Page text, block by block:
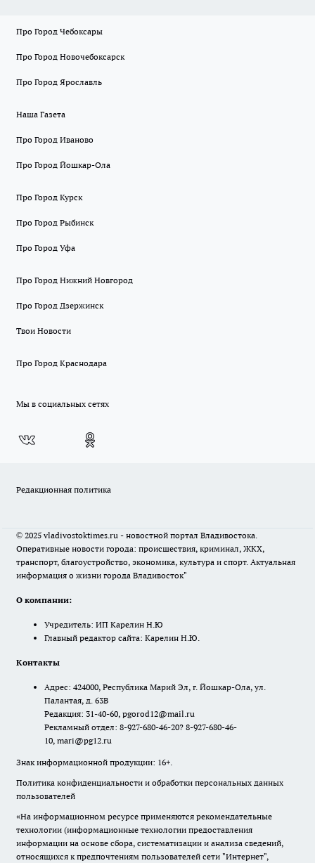
Про Город Чебоксары
Про Город Новочебоксарск
Про Город Ярославль
Наша Газета
Про Город Иваново
Про Город Йошкар-Ола
Про Город Курск
Про Город Рыбинск
Про Город Уфа
Про Город Нижний Новгород
Про Город Дзержинск
Твои Новости
Про Город Краснодара
Мы в социальных сетях
Редакционная политика
© 2025 vladivostoktimes.ru - новостной портал Владивостока.
Оперативные новости города: происшествия, криминал, ЖКХ,
транспорт, благоустройство, экономика, культура и спорт. Актуальная
информация о жизни города Владивосток"
О компании:
Учредитель: ИП Карелин Н.Ю
Главный редактор сайта: Карелин Н.Ю.
Контакты
Адрес: 424000, Республика Марий Эл, г. Йошкар-Ола, ул.
Палантая, д. 63В
Редакция: 31-40-60, pgorod12@mail.ru
Рекламный отдел: 8-927-680-46-20? 8-927-680-46-
10, mari@pg12.ru
Знак информационной продукции: 16+.
Политика конфиденциальности и обработки персональных данных
пользователей
«На информационном ресурсе применяются рекомендательные
технологии (информационные технологии предоставления
информации на основе сбора, систематизации и анализа сведений,
относящихся к предпочтениям пользователей сети "Интернет",